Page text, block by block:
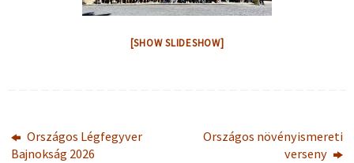
[SHOW SLIDESHOW]
Országos Légfegyver
Bajnokság 2026
Országos növényismereti
verseny